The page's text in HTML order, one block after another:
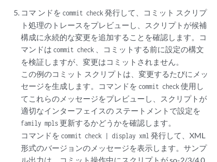
コマ ンドを commit check 発行して、コミット スクリプ
ト処理のトレースをプレビューし、スクリプトが候補
構成に永続的な変更を追加することを確認します。コ
マンドは commit check
、コミットする前に設定の構文
を検証しますが、変更はコミットされません。
この例のコミット スクリプトは、変更するたびにメッ
セージを生成します。コマンドを commit check 使用し
てこれらのメッセージをプレビューし、スクリプトが
適切なインターフェイスの ステートメントで設定を
family mpls更新するかどうかを確認します。
コマンドを commit check | display xml 発行して、XML
形式のバージョンのメッセージを表示します。サンプ
ル出力は、コミット操作中にスクリプトが so-2/3/4.0